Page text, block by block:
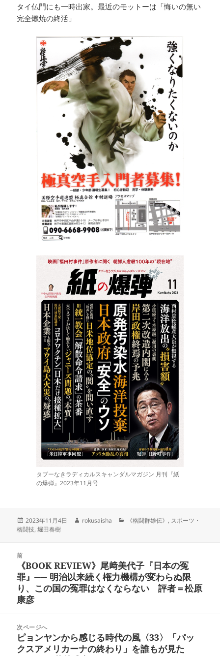
タイ仏門にも一時出家。最近のモットーは「悔いの無い
完全燃焼の終活」
タブーなきラディカルスキャンダルマガジン 月刊『紙
の爆弾』2023年11月号
投
稿
2023年11月4日
作
rokusaisha
カ《格闘群雄伝》 , スポーツ・
格闘技,堀田春樹
前
前
の
投
稿:
《BOOK REVIEW》尾﨑美代子『日本の冤
罪』── 明治以来続く権力機構が変わらぬ限
り、この国の冤罪はなくならない 評者＝松原
康彦
次ページへ
次
の
ピョンヤンから感じる時代の風〈33〉「パッ
クスアメリカーナの終わり」を誰もが見た